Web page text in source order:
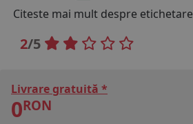
Citeste mai mult despre etichetare
2/5
Livrare gratuită *
0RON